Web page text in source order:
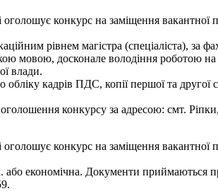
конкурс на заміщення вакантної
рівнем магістра (спеціаліста), за
мовою, досконале володіння роботою
влади.
кадрів ПДС, копії першої та
конкурсу за адресою: смт.
конкурс на заміщення вакантної
економічна. Документи приймаються